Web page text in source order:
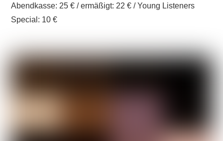
Abendkasse: 25 € / ermäßigt: 22 € / Young Listeners
Special: 10 €